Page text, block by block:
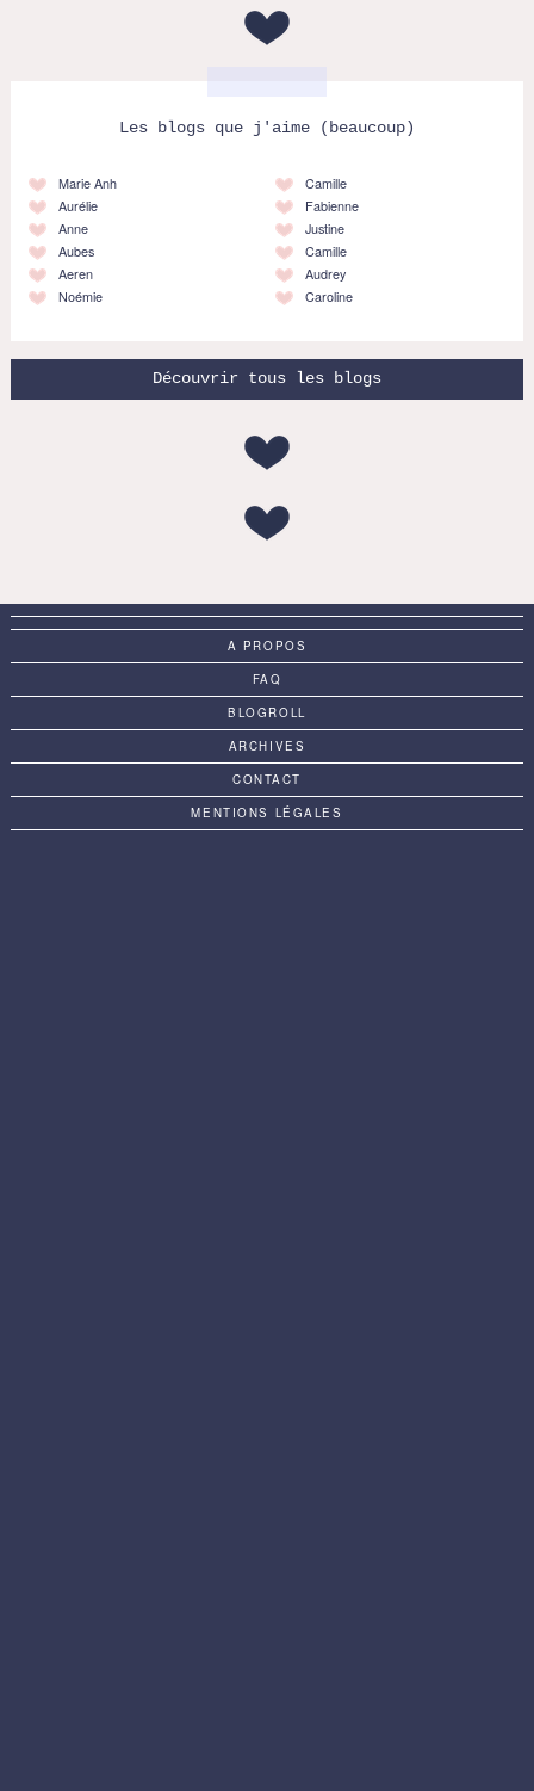
Les blogs que j'aime (beaucoup)
Marie Anh
Aurélie
Anne
Aubes
Aeren
Noémie
Camille
Fabienne
Justine
Camille
Audrey
Caroline
Découvrir tous les blogs
A PROPOS
FAQ
BLOGROLL
ARCHIVES
CONTACT
MENTIONS LÉGALES